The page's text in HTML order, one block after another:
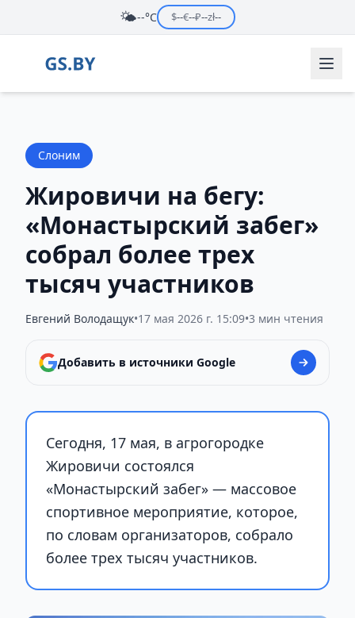
🌤️--°C $--€--₽--zł--
Слоним
Жировичи на бегу:
«Монастырский забег»
собрал более трех
тысяч участников
Евгений Володащук•17 мая 2026 г. 15:09•3 мин чтения
Добавить в источники Google
Сегодня, 17 мая, в агрогородке
Жировичи состоялся
«Монастырский забег» — массовое
спортивное мероприятие, которое,
по словам организаторов, собрало
более трех тысяч участников.